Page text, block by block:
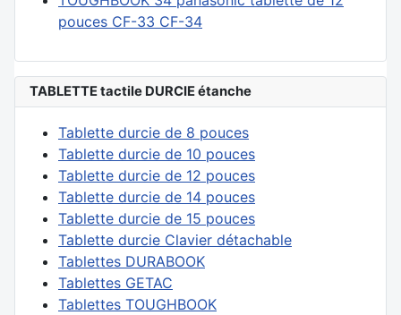
pouces CF-33 CF-34
TABLETTE tactile DURCIE étanche
Tablette durcie de 8 pouces
Tablette durcie de 10 pouces
Tablette durcie de 12 pouces
Tablette durcie de 14 pouces
Tablette durcie de 15 pouces
Tablette durcie Clavier détachable
Tablettes DURABOOK
Tablettes GETAC
Tablettes TOUGHBOOK